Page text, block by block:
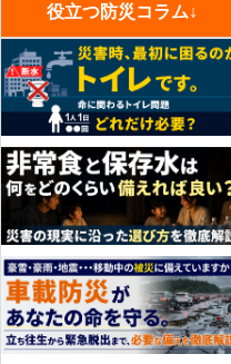
役立つ防災コラム↓